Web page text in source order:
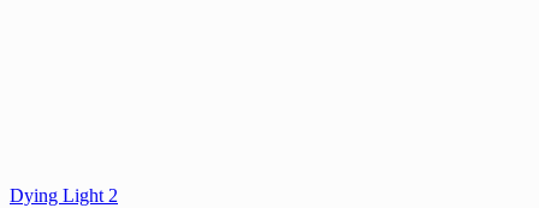
Dying Light 2